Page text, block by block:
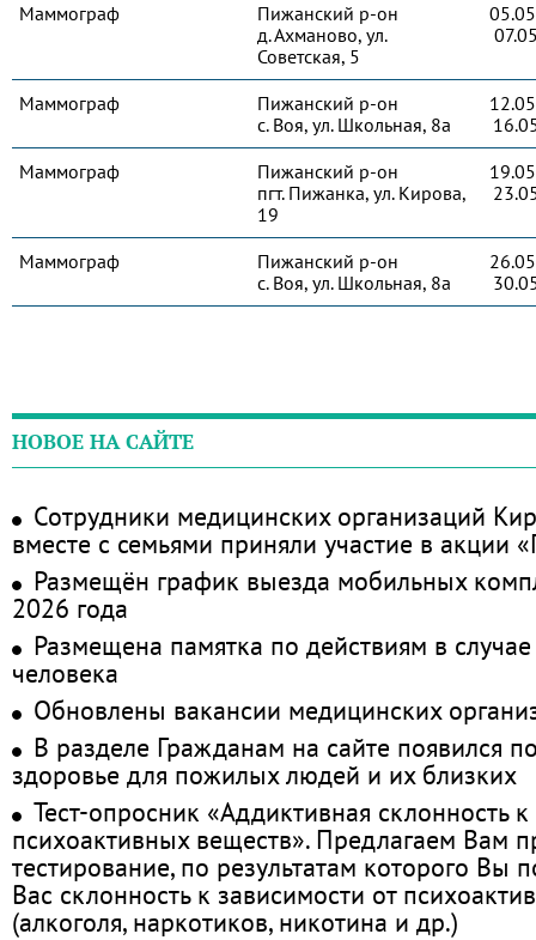
Маммограф
Пижанский р-он
д. Ахманово, ул.
Советская, 5
Маммограф
Пижанский р-он
с. Воя, ул. Школьная, 8а
Маммограф
Пижанский р-он
пгт. Пижанка, ул. Кирова,
19
Маммограф
Пижанский р-он
с. Воя, ул. Школьная, 8а
НОВОЕ НА САЙТЕ
Сотрудники медицинских организаций
вместе с семьями приняли участие в акции
Размещён график выезда мобильных
2026 года
Размещена памятка по действиям в
человека
Обновлены вакансии медицинских
В разделе Гражданам на сайте появился
здоровье для пожилых людей и их близких
Тест-опросник «Аддиктивная склонность
психоактивных веществ». Предлагаем Вам
тестирование, по результатам которого Вы
Вас склонность к зависимости от
(алкоголя, наркотиков, никотина и др.)